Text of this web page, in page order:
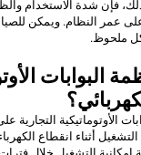
ذلك، فإن شدة الاستخدام
عمر النظام. ويمكن
ملحوظ.
البوابات
الأوتوماتيكية التجارية
أثناء انقطاع
إمكانية التشغيل خلال